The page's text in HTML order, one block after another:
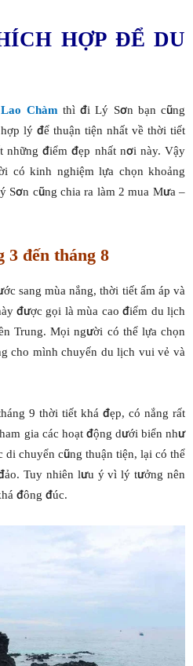
HỢP ĐỂ DU
Chàmthì đi Lý Sơn bạn cũng
lý để thuận tiện nhất về thời tiết
những điểm đẹp nhất nơi này. Vậy
có kinh nghiệm lựa chọn khoảng
Sơn cũng chia ra làm 2 mua Mưa –
3 đến tháng 8
sang mùa nắng, thời tiết ấm áp và
được gọi là mùa cao điểm du lịch
Trung. Mọi người có thể lựa chọn
cho mình chuyến du lịch vui vẻ và
9 thời tiết khá đẹp, có nắng rất
gia các hoạt động dưới biển như
di chuyển cũng thuận tiện, lại có thể
Tuy nhiên lưu ý vì lý tưởng nên
đông đúc.